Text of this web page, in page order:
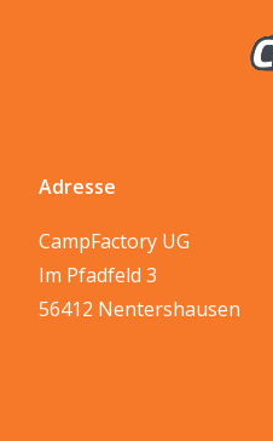
Adresse
CampFactory UG
Im Pfadfeld 3
56412 Nentershausen